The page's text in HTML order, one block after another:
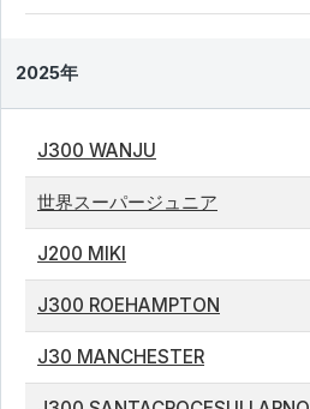
2025年
J300 WANJU
世界スーパージュニア
J200 MIKI
J300 ROEHAMPTON
J30 MANCHESTER